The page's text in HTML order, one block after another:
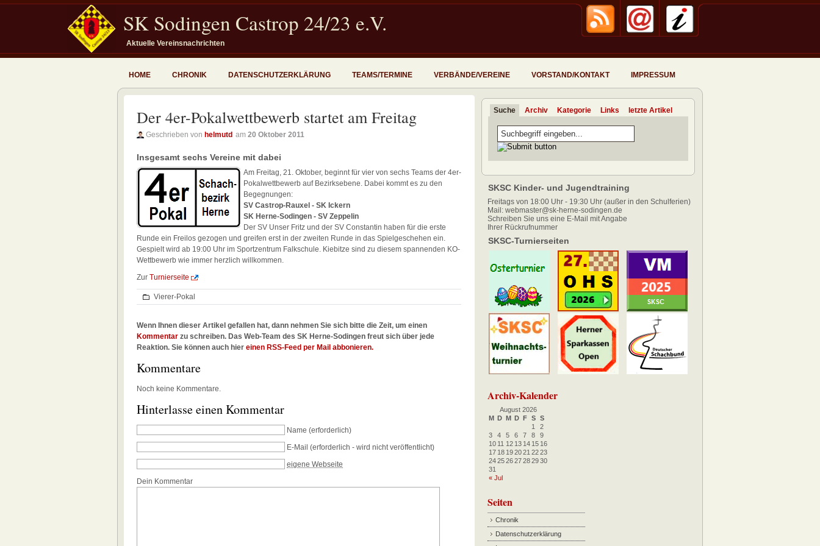
SK Sodingen Castrop 24/23 e.V.
Aktuelle Vereinsnachrichten
HOME CHRONIK DATENSCHUTZERKLÄRUNG TEAMS/TERMINE VERBÄNDE/VEREINE VORSTAND/KONTAKT IMPRESSUM
Der 4er-Pokalwettbewerb startet am Freitag
Geschrieben von helmutd am 20 Oktober 2011
Insgesamt sechs Vereine mit dabei
Am Freitag, 21. Oktober, beginnt für vier von sechs Teams der 4er-
Pokalwettbewerb auf Bezirksebene. Dabei kommt es zu den
Begegnungen:
SV Castrop-Rauxel - SK Ickern
SK Herne-Sodingen - SV Zeppelin
Der SV Unser Fritz und der SV Constantin haben für die erste
Runde ein Freilos gezogen und greifen erst in der zweiten Runde in das Spielgeschehen ein.
Gespielt wird ab 19:00 Uhr im Sportzentrum Falkschule. Kiebitze sind zu diesem spannenden KO-
Wettbewerb wie immer herzlich willkommen.
Zur Turnierseite
Vierer-Pokal
Wenn Ihnen dieser Artikel gefallen hat, dann nehmen Sie sich bitte die Zeit, um einen
Kommentar zu schreiben. Das Web-Team des SK Herne-Sodingen freut sich über jede
Reaktion. Sie können auch hier einen RSS-Feed per Mail abbonieren.
Kommentare
Noch keine Kommentare.
Hinterlasse einen Kommentar
Name (erforderlich)
E-Mail (erforderlich - wird nicht veröffentlicht)
eigene Webseite
Dein Kommentar
Suche Archiv Kategorie Links letzte Artikel
SKSC Kinder- und Jugendtraining
Freitags von 18:00 Uhr - 19:30 Uhr (außer in den Schulferien)
Mail: webmaster@sk-herne-sodingen.de
Schreiben Sie uns eine E-Mail mit Angabe
Ihrer Rückrufnummer
SKSC-Turnierseiten
Archiv-Kalender
August 2026
M D M D F S S
« Jul
1
2
3
4 5 6 7 8
9
10 11 12 13 14 15 16
17 18 192021 2223
24252627282930
31
Seiten
Chronik
Datenschutzerklärung